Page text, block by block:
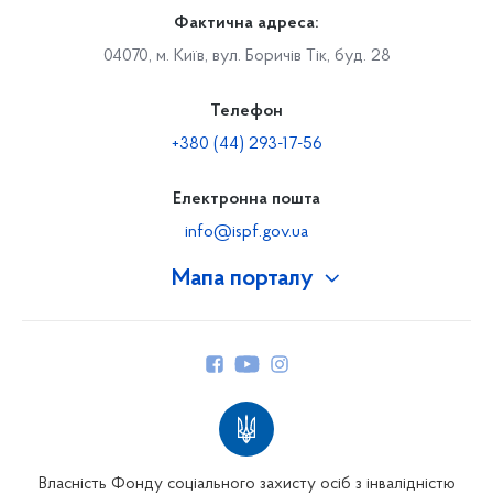
Мапа порталу
Фактична адреса:
04070, м. Київ, вул. Боричів Тік, буд. 28
Телефон
+380 (44) 293-17-56
Електронна пошта
info@ispf.gov.ua
Власність Фонду соціального захисту осіб з інвалідністю